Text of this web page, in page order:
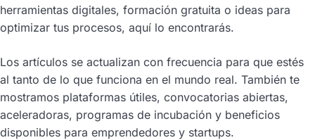
herramientas digitales, formación gratuita o ideas para
optimizar tus procesos, aquí lo encontrarás.
Los artículos se actualizan con frecuencia para que estés
al tanto de lo que funciona en el mundo real. También te
mostramos plataformas útiles, convocatorias abiertas,
aceleradoras, programas de incubación y beneficios
disponibles para emprendedores y startups.